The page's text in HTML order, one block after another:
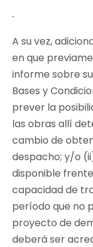
A su vez,
en que
informe sobre
Bases y
prever la
las obras allí
cambio de
despacho; y/o
disponible
capacidad de
período que no
proyecto de
deberá ser